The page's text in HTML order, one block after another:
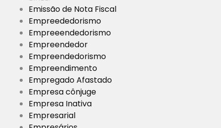
Emissão de Nota Fiscal
Empreededorismo
Empreeendedorismo
Empreendedor
Empreendedorismo
Empreendimento
Empregado Afastado
Empresa cônjuge
Empresa Inativa
Empresarial